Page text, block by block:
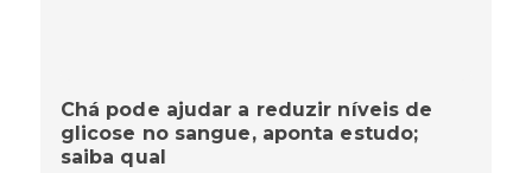
Chá pode ajudar a reduzir níveis de
glicose no sangue, aponta estudo;
saiba qual